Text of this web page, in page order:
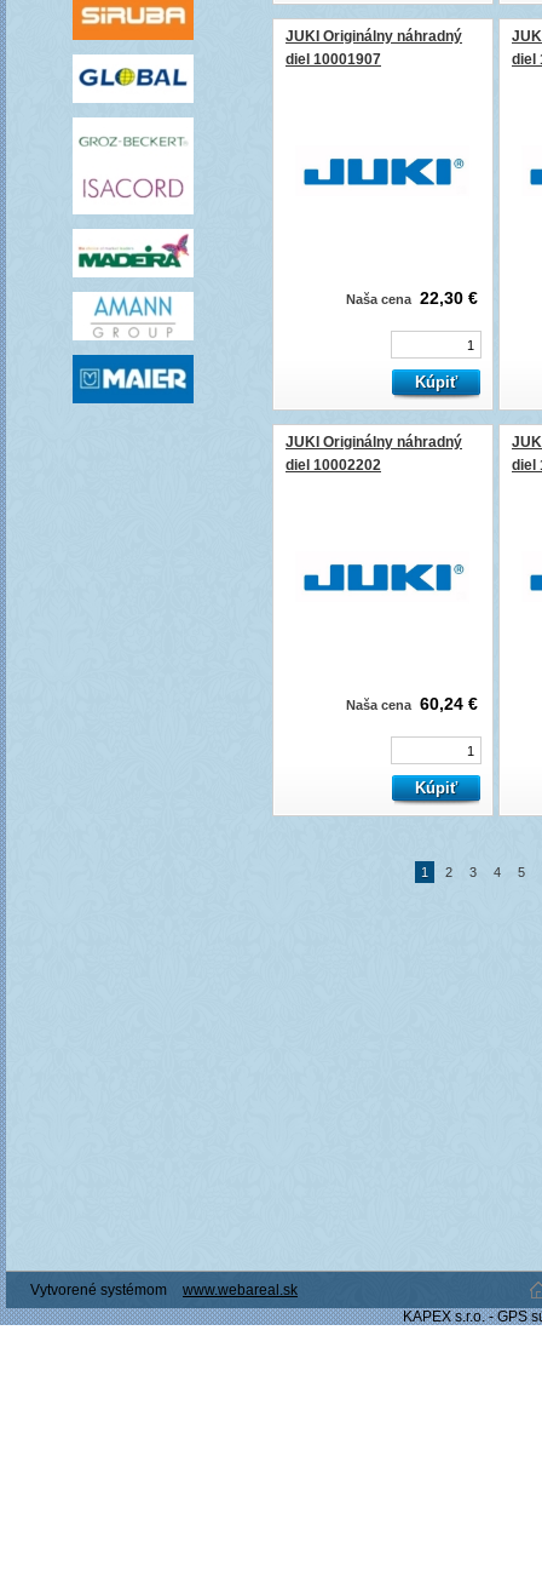
JUKI Originálny náhradný
diel 10001907
Naša cena 22,30 €
diel
JUKI Originálny náhradný
diel 10002202
Naša cena 60,24 €
diel
1 2 3 4 5
Vytvorené systémom
www.webareal.sk
KAPEX s.r.o. - GPS